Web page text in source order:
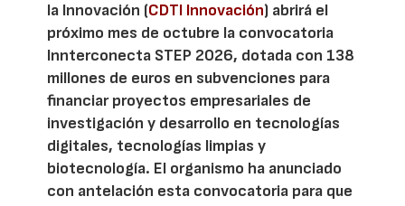
la Innovación (CDTI Innovación) abrirá el
próximo mes de octubre la convocatoria
Innterconecta STEP 2026, dotada con 138
millones de euros en subvenciones para
financiar proyectos empresariales de
investigación y desarrollo en tecnologías
digitales, tecnologías limpias y
biotecnología. El organismo ha anunciado
con antelación esta convocatoria para que